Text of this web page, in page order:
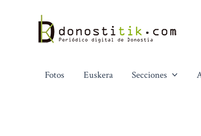
contenido
Fotos Euskera Secciones